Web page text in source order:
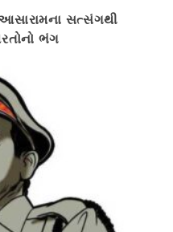
આસારામના સત્સંગથી
ભંગ